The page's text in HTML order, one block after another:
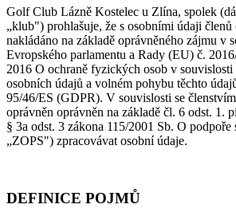
Golf Club Lázně Kostelec u Zlína, spolek
„klub") prohlašuje, že s osobními údaji
nakládáno na základě oprávněného zájmu v
Evropského parlamentu a Rady (EU) č.
2016 O ochraně fyzických osob v souvislosti
osobních údajů a volném pohybu těchto
95/46/ES (GDPR). V souvislosti se
oprávněn oprávněn na základě čl. 6 odst. 1.
§ 3a odst. 3 zákona 115/2001 Sb. O podpoře
„ZOPS") zpracovávat osobní údaje.
DEFINICE POJMŮ